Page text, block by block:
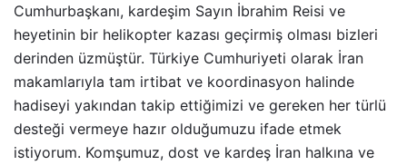
Cumhurbaşkanı, kardeşim Sayın İbrahim Reisi ve
heyetinin bir helikopter kazası geçirmiş olması bizleri
derinden üzmüştür. Türkiye Cumhuriyeti olarak İran
makamlarıyla tam irtibat ve koordinasyon halinde
hadiseyi yakından takip ettiğimizi ve gereken her türlü
desteği vermeye hazır olduğumuzu ifade etmek
istiyorum. Komşumuz, dost ve kardeş İran halkına ve